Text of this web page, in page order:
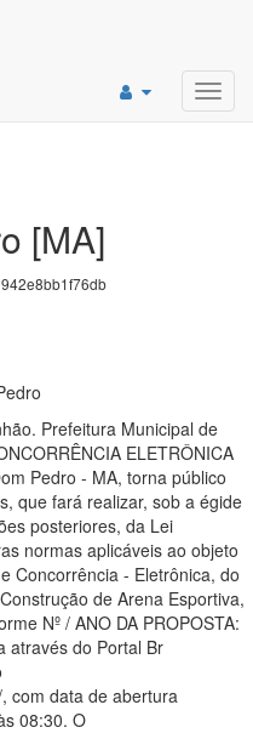
[MA]
Prefeitura Municipal de
ELETRÔNICA
Pedro - MA, torna público
que fará realizar, sob a égide
posteriores, da Lei
normas aplicáveis ao objeto
Concorrência - Eletrônica, do
de Arena Esportiva,
Nº / ANO DA PROPOSTA:
através do Portal Br
com data de abertura
08:30. O